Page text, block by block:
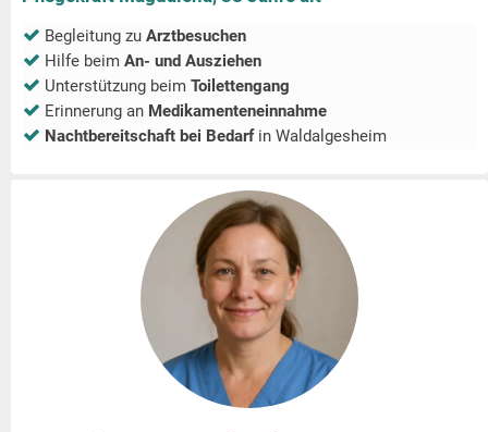
Begleitung zu Arztbesuchen
Hilfe beim An- und Ausziehen
Unterstützung beim Toilettengang
Erinnerung an Medikamenteneinnahme
Nachtbereitschaft bei Bedarfin Waldalgesheim